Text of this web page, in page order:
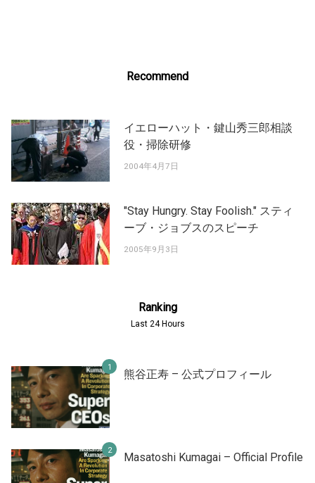
Recommend
イエローハット・鍵山秀三郎相談
役・掃除研修
2004年4月7日
"Stay Hungry. Stay Foolish." スティ
ーブ・ジョブスのスピーチ
2005年9月3日
Ranking
Last 24 Hours
熊谷正寿 – 公式プロフィール
Masatoshi Kumagai – Official Profile